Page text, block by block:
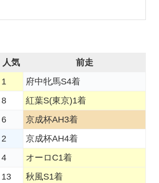
人気 前走
1
府中牝馬S4着
8
紅葉S(東京)1着
6 京成杯AH3着
2
京成杯AH4着
4
オーロC1着
13 秋風S1着